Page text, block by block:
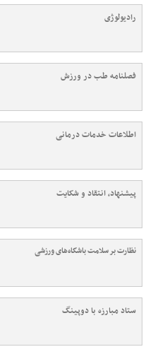
رادیولوژی
فصلنامه طب در ورزش
اطلاعات خدمات درمانی
پیشنهاد، انتقاد و شکایت
نظارت بر سلامت باشگاه‌های ورزشی
ستاد مبارزه با دوپینگ